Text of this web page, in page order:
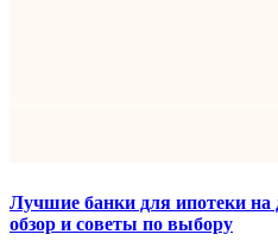
Лучшие банки для ипотеки на
обзор и советы по выбору